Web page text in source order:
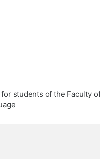
students of the Faculty